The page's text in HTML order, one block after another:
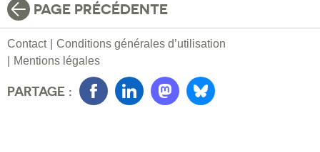
PAGE PRÉCÉDENTE
Contact
Conditions générales d’utilisation
Mentions légales
PARTAGE :
FacebookLinkedInMastondon
Bluesky